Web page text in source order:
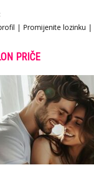
| Promijenite lozinku |
PRIČE